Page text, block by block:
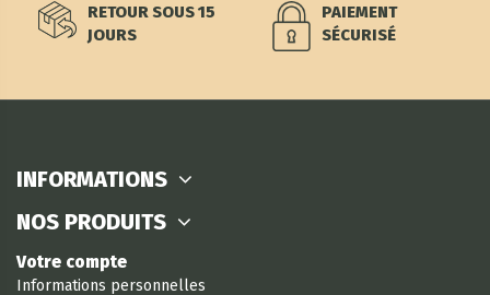
RETOUR SOUS 15
JOURS
PAIEMENT
SÉCURISÉ
INFORMATIONS
NOS PRODUITS
Votre compte
Informations personnelles